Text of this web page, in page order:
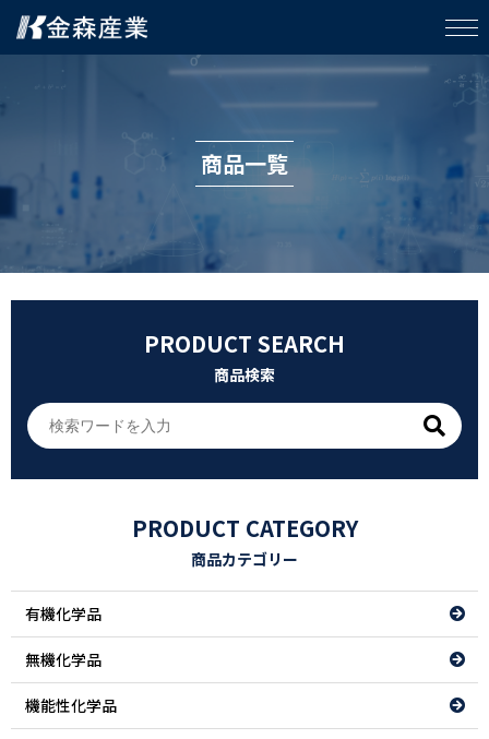
商品一覧
PRODUCT SEARCH
商品検索
PRODUCT CATEGORY
商品カテゴリー
有機化学品
無機化学品
機能性化学品